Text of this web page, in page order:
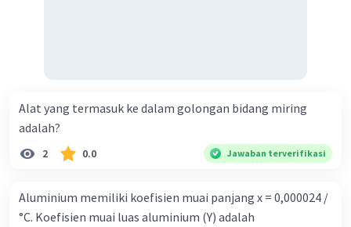
Alat yang termasuk ke dalam golongan bidang miring
adalah?
2 0.0 Jawaban terverifikasi
Aluminium memiliki koefisien muai panjang x = 0,000024 /
°C. Koefisien muai luas aluminium (Y) adalah